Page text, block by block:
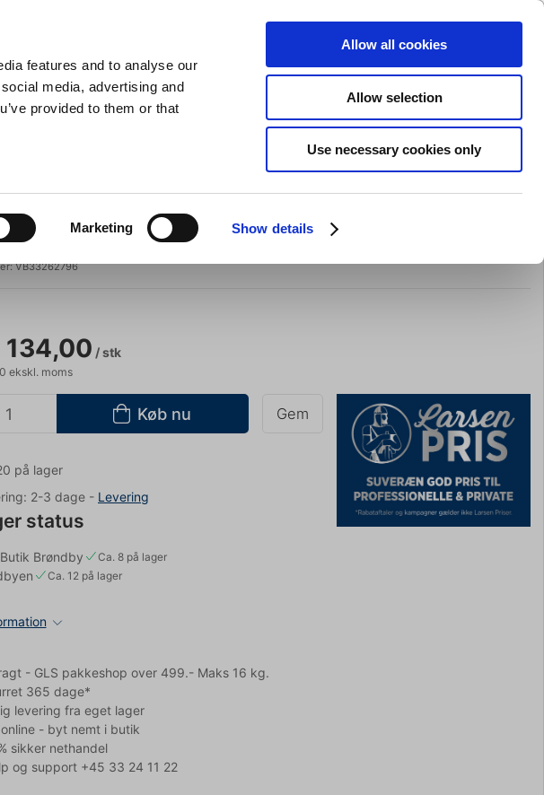
features and to analyse our
media, advertising and
provided to them or that
Marketing Show details
Allow all cookies
Allow selection
Use necessary cookies only
Søg Indkøbskurv (0)
Barudstyr Tilbud Brands Slibning
Boch
Tallerken flad 290/180
VB33262796
134,00 / stk
ekskl. moms
Køb nu Gem
på lager
2-3 dage - Levering
status
Brøndby Ca. 8 på lager
Ca. 12 på lager
- GLS pakkeshop over 499.- Maks 16 kg.
365 dage*
levering fra eget lager
online - byt nemt i butik
sikker nethandel
og support +45 33 24 11 22